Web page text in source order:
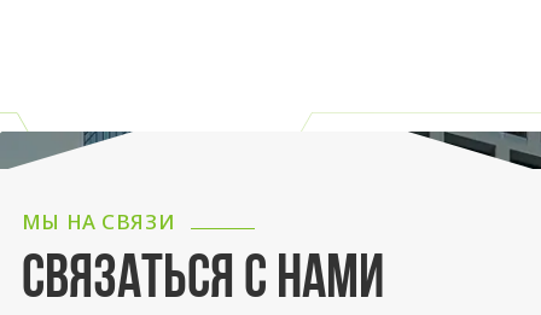
МЫ НА СВЯЗИ
СВЯЗАТЬСЯ С НАМИ